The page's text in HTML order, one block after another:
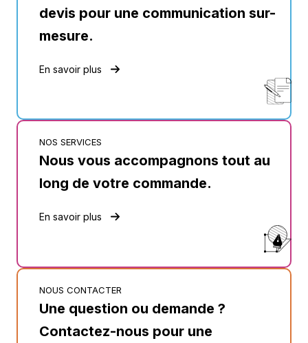
devis pour une communication sur-
mesure.
En savoir plus
NOS SERVICES
Nous vous accompagnons tout au
long de votre commande.
En savoir plus
NOUS CONTACTER
Une question ou demande ?
Contactez-nous pour une